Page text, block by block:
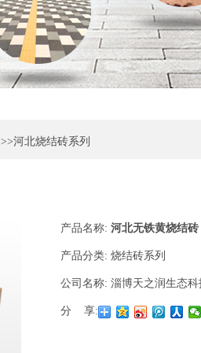
>>河北烧结砖系列
产品名称: 河北无铁黄烧结砖
产品分类: 烧结砖系列
公司名称: 淄博天之润生态
分 享: